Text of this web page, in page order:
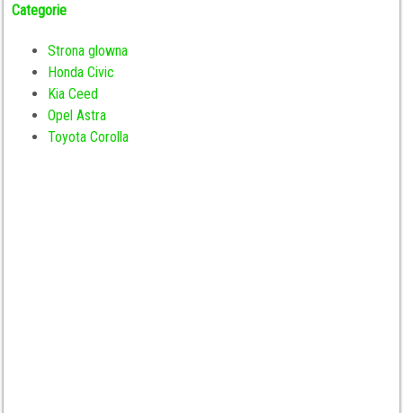
Categorie
Strona glowna
Honda Civic
Kia Ceed
Opel Astra
Toyota Corolla